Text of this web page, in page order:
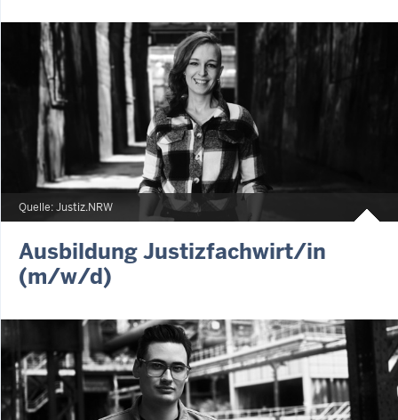
Quelle: Justiz.NRW
Ausbildung Justizfachwirt/in
(m/w/d)